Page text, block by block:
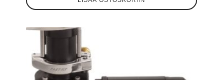
oli:
2999,99 €.
on:
2500,00 €.